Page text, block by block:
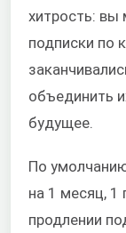
хитрость: вы
подписки по
объединить
будущее.
По
на 1 месяц, 1
продлении